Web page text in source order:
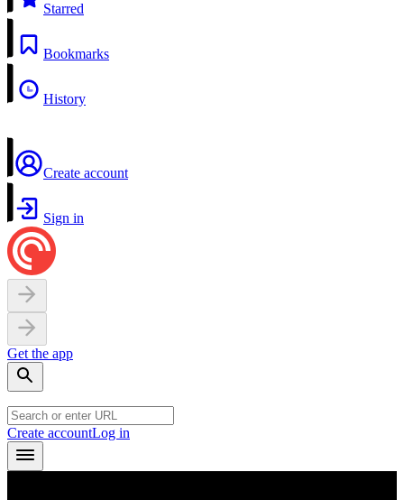
Starred
Bookmarks
History
Create account
Sign in
Get the app
Create accountLog in